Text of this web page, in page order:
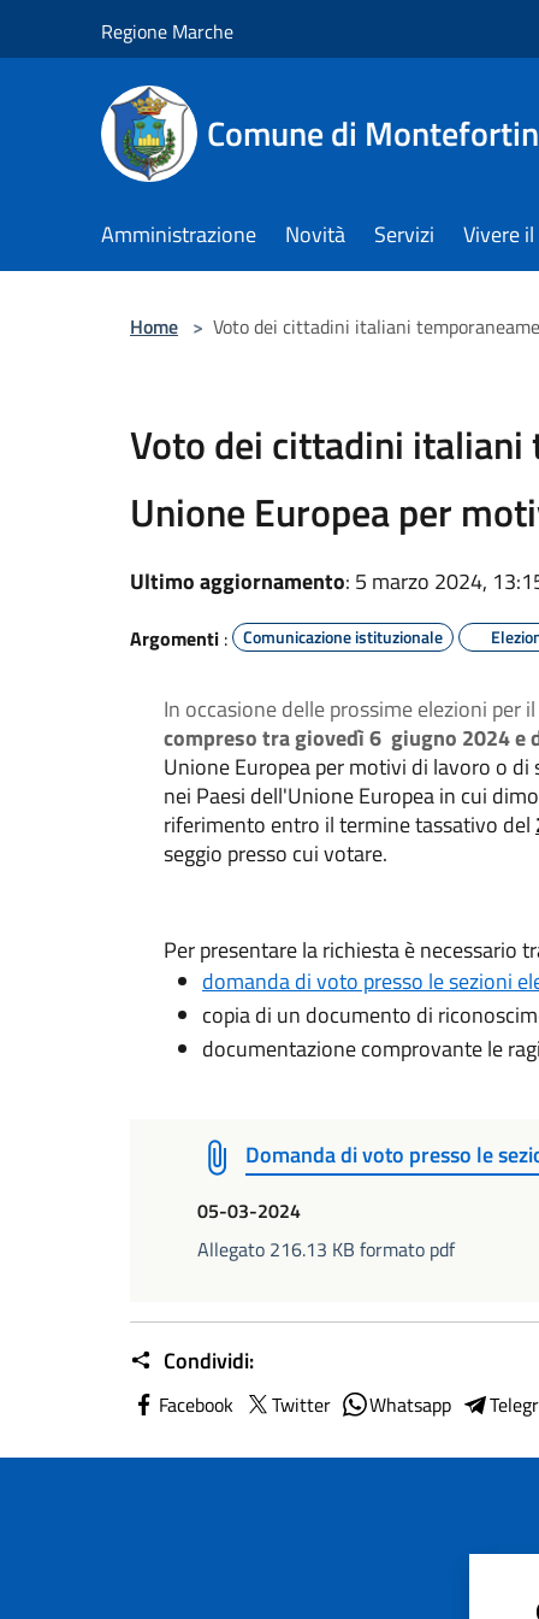
Regione Marche
Comune di
Amministrazione Novità Servizi Vivere
Home > Voto dei cittadini italiani
Voto dei cittadini
Unione Europea per
Ultimo aggiornamento: 5 marzo 2024,
Argomenti : Comunicazione istituzionale
In occasione delle prossime elezioni per
compreso tra giovedì 6 giugno 2024 e
Unione Europea per motivi di lavoro o
nei Paesi dell'Unione Europea in cui
riferimento entro il termine tassativo del
seggio presso cui votare.
Per presentare la richiesta è necessario
domanda di voto presso le sezioni
copia di un documento di
documentazione comprovante le
Domanda di voto presso le
05-03-2024
Allegato 216.13 KB formato pdf
Condividi:
Facebook Twitter Whatsapp